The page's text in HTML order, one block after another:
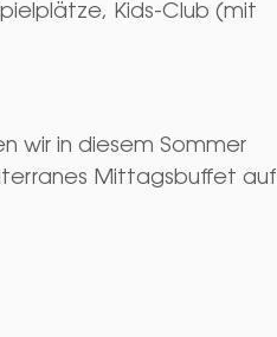
Kids-Club (mit
wir in diesem Sommer
Mittagsbuffet auf